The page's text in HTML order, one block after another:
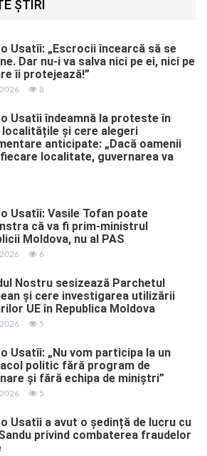
ȘTIRI
Usatîi: „Escrocii încearcă să se
Dar nu-i va salva nici pe ei, nici pe
îi protejează!”
8
Usatîi îndeamnă la proteste în
și cere alegeri
anticipate: „Dacă oamenii
localitate, guvernarea va
Usatîi: Vasile Tofan poate
că va fi prim-ministrul
Moldova, nu al PAS
6
Nostru sesizează Parchetul
și cere investigarea utilizării
UE în Republica Moldova
5
Usatîi: „Nu vom participa la un
politic fără program de
și fără echipa de miniștri”
5
Usatîi a avut o ședință de lucru cu
privind combaterea fraudelor